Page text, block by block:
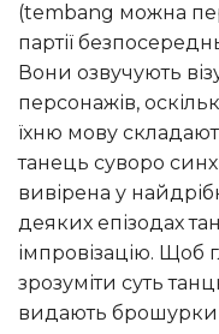
(tembang можна
партії
Вони озвучують
персонажів,
їхню мову
танець суворо
вивірена у
деяких епізодах
імпровізацію. Щоб
зрозуміти суть
видають